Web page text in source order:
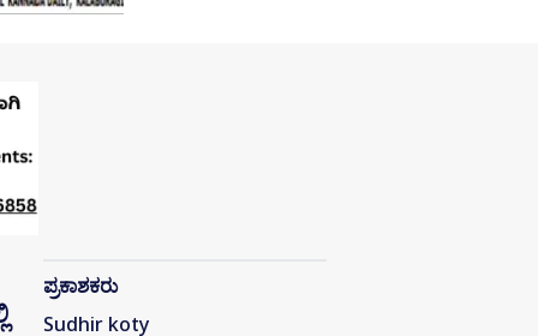
ಪ್ರಕಾಶಕರು
Sudhir koty